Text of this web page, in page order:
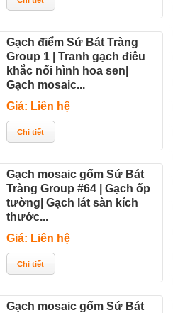
Gạch điểm Sứ Bát Tràng
Group 1 | Tranh gạch điêu
khắc nổi hình hoa sen|
Gạch mosaic...
Giá: Liên hệ
Gạch mosaic gốm Sứ Bát
Tràng Group #64 | Gạch ốp
tường| Gạch lát sàn kích
thước...
Giá: Liên hệ
Gạch mosaic gốm Sứ Bát